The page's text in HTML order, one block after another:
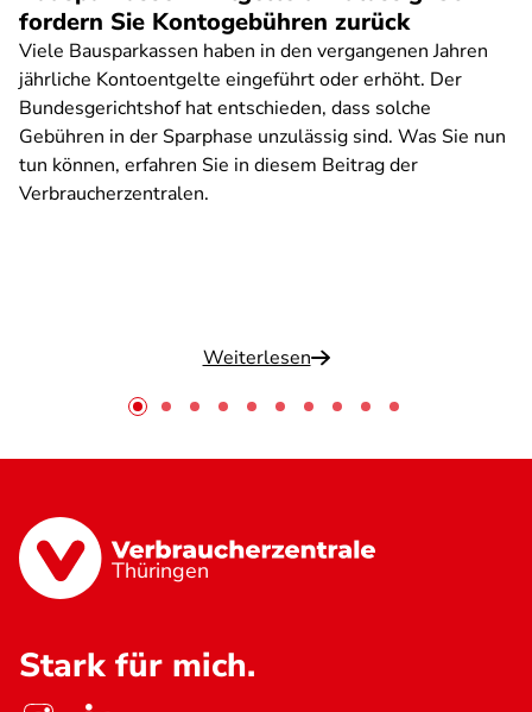
fordern Sie Kontogebühren zurück
Viele Bausparkassen haben in den vergangenen Jahren
jährliche Kontoentgelte eingeführt oder erhöht. Der
Bundesgerichtshof hat entschieden, dass solche
Gebühren in der Sparphase unzulässig sind. Was Sie nun
tun können, erfahren Sie in diesem Beitrag der
Verbraucherzentralen.
Weiterlesen
Thüringen
Stark für mich.